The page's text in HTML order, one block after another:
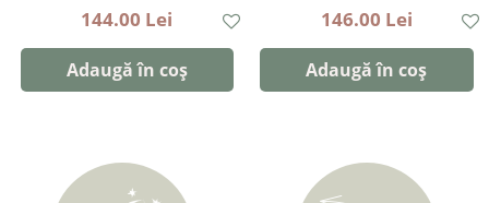
144.00 Lei
Adaugă în coș
146.00 Lei
Adaugă în coș